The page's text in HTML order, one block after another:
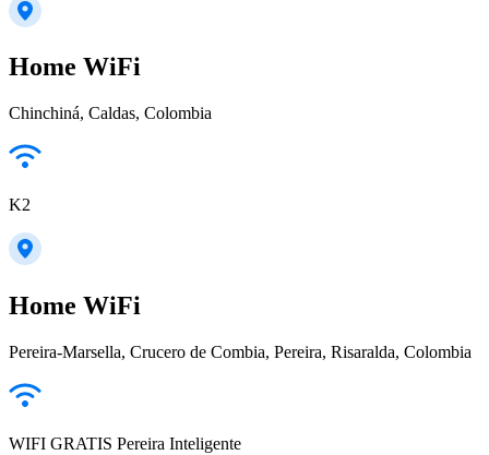
Home WiFi
Chinchiná, Caldas, Colombia
K2
Home WiFi
Pereira-Marsella, Crucero de Combia, Pereira, Risaralda, Colombia
WIFI GRATIS Pereira Inteligente